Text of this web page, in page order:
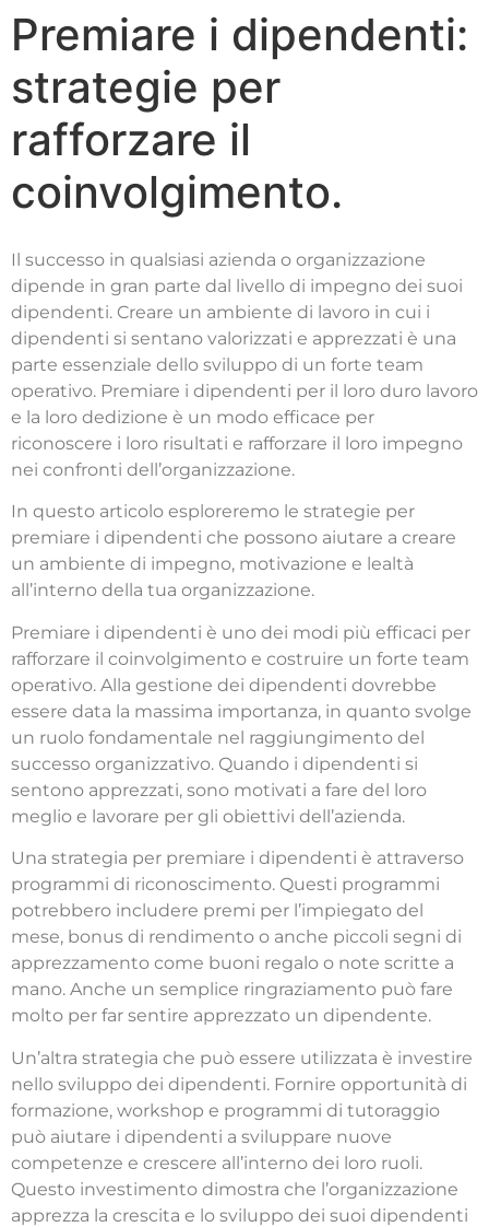
Premiare i dipendenti:
strategie per
rafforzare il
coinvolgimento.
Il successo in qualsiasi azienda o organizzazione
dipende in gran parte dal livello di impegno dei suoi
dipendenti. Creare un ambiente di lavoro in cui i
dipendenti si sentano valorizzati e apprezzati è una
parte essenziale dello sviluppo di un forte team
operativo. Premiare i dipendenti per il loro duro lavoro
e la loro dedizione è un modo efficace per
riconoscere i loro risultati e rafforzare il loro impegno
nei confronti dell’organizzazione.
In questo articolo esploreremo le strategie per
premiare i dipendenti che possono aiutare a creare
un ambiente di impegno, motivazione e lealtà
all’interno della tua organizzazione.
Premiare i dipendenti è uno dei modi più efficaci per
rafforzare il coinvolgimento e costruire un forte team
operativo. Alla gestione dei dipendenti dovrebbe
essere data la massima importanza, in quanto svolge
un ruolo fondamentale nel raggiungimento del
successo organizzativo. Quando i dipendenti si
sentono apprezzati, sono motivati a fare del loro
meglio e lavorare per gli obiettivi dell’azienda.
Una strategia per premiare i dipendenti è attraverso
programmi di riconoscimento. Questi programmi
potrebbero includere premi per l’impiegato del
mese, bonus di rendimento o anche piccoli segni di
apprezzamento come buoni regalo o note scritte a
mano. Anche un semplice ringraziamento può fare
molto per far sentire apprezzato un dipendente.
Un’altra strategia che può essere utilizzata è investire
nello sviluppo dei dipendenti. Fornire opportunità di
formazione, workshop e programmi di tutoraggio
può aiutare i dipendenti a sviluppare nuove
competenze e crescere all’interno dei loro ruoli.
Questo investimento dimostra che l’organizzazione
apprezza la crescita e lo sviluppo dei suoi dipendenti